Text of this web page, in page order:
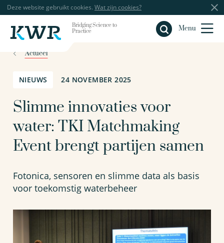
Deze website gebruikt cookies. Wat zijn cookies?
Bridging Science to
Practice
Menu
Sluiten
Actueel
NIEUWS 24 NOVEMBER 2025
Slimme innovaties voor
water: TKI Matchmaking
Event brengt partijen samen
Fotonica, sensoren en slimme data als basis
voor toekomstig waterbeheer